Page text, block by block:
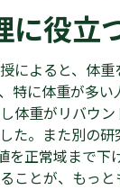
役立
によると、体
特に体重が多
体重がリバウ
た。また別の
正常域まで下
ことが、もっ